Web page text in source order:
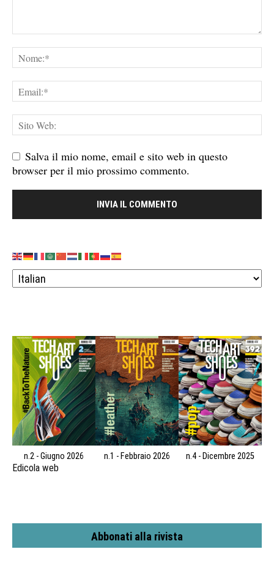
Salva il mio nome, email e sito web in questo
browser per il mio prossimo commento.
n.2 - Giugno 2026 n.1 - Febbraio 2026 n.4 - Dicembre 2025
Edicola web
Abbonati alla rivista